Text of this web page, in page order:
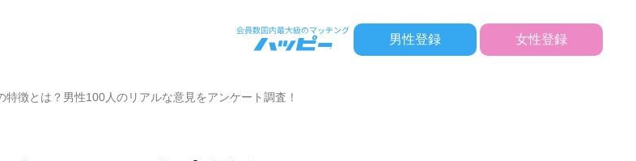
男性登録 女性登録
特徴とは？男性100人のリアルな意見をアンケート調査！